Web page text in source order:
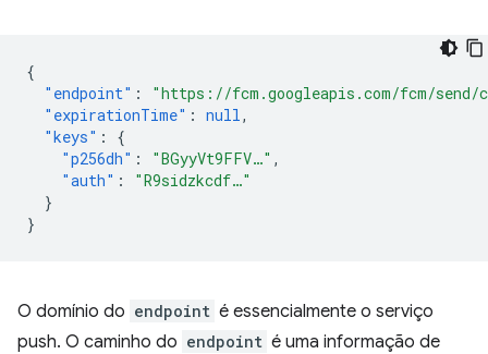
{
"endpoint" :
"https://fcm.googleapis.com/fcm/send/
"expirationTime" : null ,
"keys" :
{
"p256dh" : "BGyyVt9FFV…" ,
"auth" :
"R9sidzkcdf…"
}
}
O domínio do endpoint é essencialmente o serviço
push. O caminho do endpoint é uma informação de